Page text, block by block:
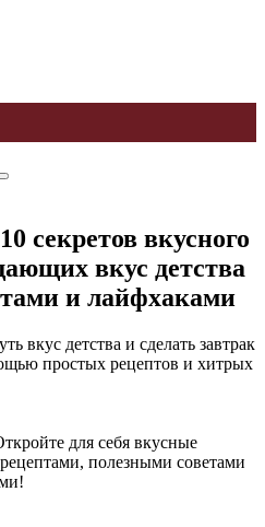
секретов вкусного
вкус детства
и лайфхаками
для себя вкусные
полезными советами